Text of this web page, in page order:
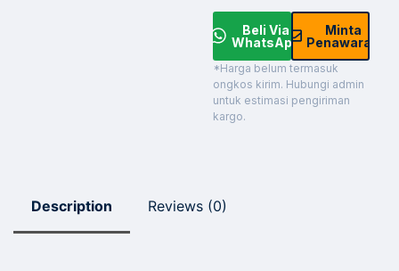
Beli Via
WhatsApp
Minta
Penawaran
*Harga belum termasuk
ongkos kirim. Hubungi admin
untuk estimasi pengiriman
kargo.
Description Reviews (0)